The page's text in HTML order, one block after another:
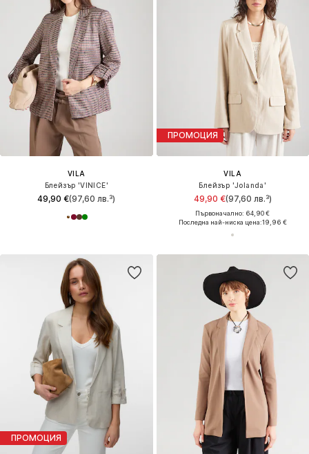
VILA
Блейзър 'VINICE'
49,90 €(97,60 лв.³)
ПРОМОЦИЯ
VILA
Блейзър 'Jolanda'
49,90 €(97,60 лв.³)
Първоначално: 64,90 €
Последна най-ниска цена:19,96 €
ПРОМОЦИЯ